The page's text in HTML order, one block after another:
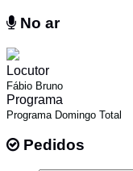
No ar
Locutor
Fábio Bruno
Programa
Programa Domingo Total
Pedidos